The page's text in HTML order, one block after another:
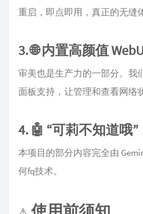
重启，即点即用，真正的无缝
3. 🌐 内置高颜值
审美也是生产力的一部分。我
面板支持，让管理和查看网络
4. 🤖 “可莉不知道哦”
本项目的部分内容完全由
何fq技术。